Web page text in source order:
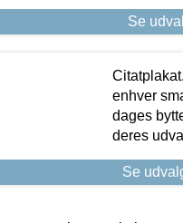
Se
enhver
dages
deres
Se